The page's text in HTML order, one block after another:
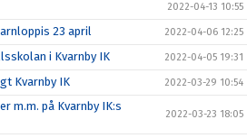
2022-04-13 10:55
23 april 2022-04-06 12:25
i Kvarnby IK 2022-04-05 19:31
Kvarnby IK 2022-03-29 10:54
m.m. på Kvarnby IK:s
2022-03-23 18:05